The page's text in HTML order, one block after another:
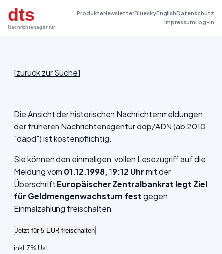
dts
Nachrichtenagentur
ProdukteNewsletterBlueskyEnglishDatenschutz
ImpressumLog-In
[zurück zur Suche]
Die Ansicht der historischen Nachrichtenmeldungen
der früheren Nachrichtenagentur ddp/ADN (ab 2010
"dapd") ist kostenpflichtig.
Sie können den einmaligen, vollen Lesezugriff auf die
Meldung vom 01.12.1998, 19:12 Uhrmit der
Überschrift Europäischer Zentralbankrat legt Ziel
für Geldmengenwachstum festgegen
Einmalzahlung freischalten.
inkl. 7% Ust.